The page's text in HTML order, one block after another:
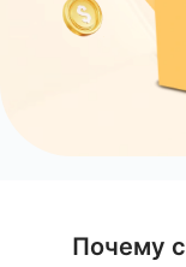
Почему